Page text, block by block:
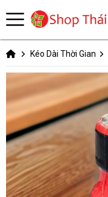
Kéo Dài Thời Gian